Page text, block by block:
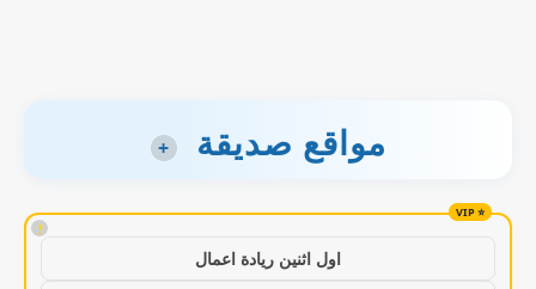
مواقع صديقة +
!
اول اثنين ريادة اعمال